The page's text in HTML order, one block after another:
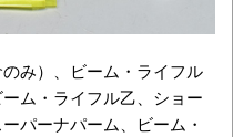
み）、ビーム・ライフル
ム・ライフル乙、ショー
パーナパーム、ビーム・